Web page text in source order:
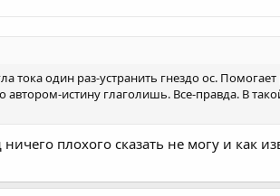
один раз-устранить гнездо ос.
истину глаголишь. Все-правда. В
плохого сказать не могу и как